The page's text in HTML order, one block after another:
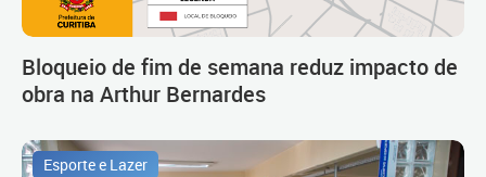
Bloqueio de fim de semana reduz impacto de
obra na Arthur Bernardes
Esporte e Lazer